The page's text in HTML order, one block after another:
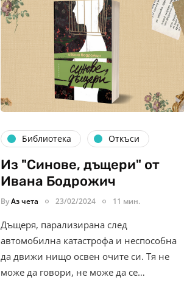
Библиотека Откъси
Из "Синове, дъщери" от
Ивана Бодрожич
ByАз чета 23/02/2024 11 мин.
Дъщеря, парализирана след
автомобилна катастрофа и неспособна
да движи нищо освен очите си. Тя не
може да говори, не може да се…